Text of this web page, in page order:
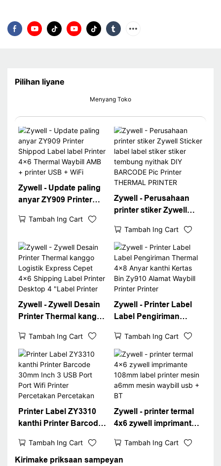
Pilihan liyane
Menyang Toko
Zywell - Update paling
anyar ZY909 Printer
Printer 4x6 Thermal
USB + WiFi
Tambah Ing Cart
Zywell - Perusahaan
printer stiker Zywell
stiker tembung nyithak
DIY BARCODE Pic
Printer THERMAL
PRINTER
Tambah Ing Cart
Zywell - Zywell Desain
Printer Thermal kanggo
4x6 Shipping Label
Printer Desktop 4
"Label Printer
Tambah Ing Cart
Zywell - Printer Label
Label Pengiriman
kanthi Kertas Bin
Zy910 Alamat Waybill
Printer Printer
Tambah Ing Cart
Printer Label ZY3310
kanthi Printer Barcode
Port Wifi Printer
Percetakan Percetakan
Tambah Ing Cart
Zywell - printer termal
4x6 zywell imprimante
mesin a6mm mesin
waybill usb + BT
Tambah Ing Cart
Kirimake priksaan sampeyan